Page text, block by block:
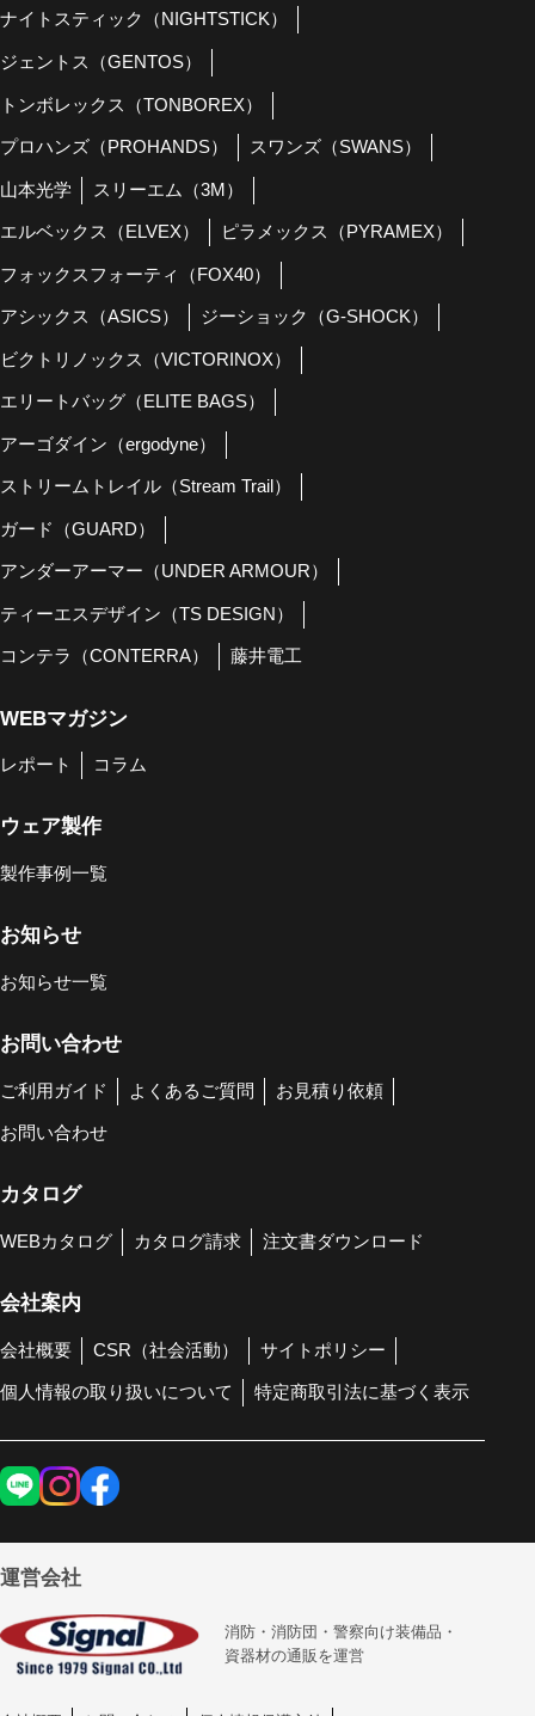
ナイトスティック（NIGHTSTICK）
ジェントス（GENTOS）
トンボレックス（TONBOREX）
プロハンズ（PROHANDS） スワンズ（SWANS）
山本光学 スリーエム（3M）
エルベックス（ELVEX） ピラメックス（PYRAMEX）
フォックスフォーティ（FOX40）
アシックス（ASICS） ジーショック（G-SHOCK）
ビクトリノックス（VICTORINOX）
エリートバッグ（ELITE BAGS）
アーゴダイン（ergodyne）
ストリームトレイル（Stream Trail）
ガード（GUARD）
アンダーアーマー（UNDER ARMOUR）
ティーエスデザイン（TS DESIGN）
コンテラ（CONTERRA） 藤井電工
WEBマガジン
レポート コラム
ウェア製作
製作事例一覧
お知らせ
お知らせ一覧
お問い合わせ
ご利用ガイド よくあるご質問 お見積り依頼
お問い合わせ
カタログ
WEBカタログ カタログ請求 注文書ダウンロード
会社案内
会社概要 CSR（社会活動） サイトポリシー
個人情報の取り扱いについて 特定商取引法に基づく表示
運営会社
消防・消防団・警察向け装備品・
資器材の通販を運営